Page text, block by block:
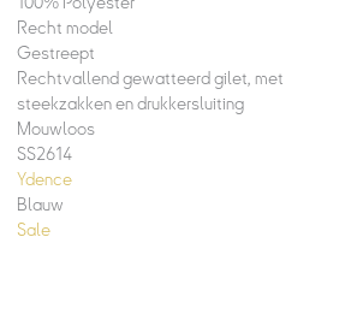
Recht model
Gestreept
Rechtvallend gewatteerd gilet, met
steekzakken en drukkersluiting
Mouwloos
SS2614
Ydence
Blauw
Sale